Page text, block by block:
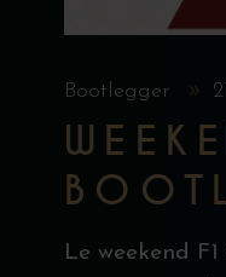
Bootlegger
Le weekend